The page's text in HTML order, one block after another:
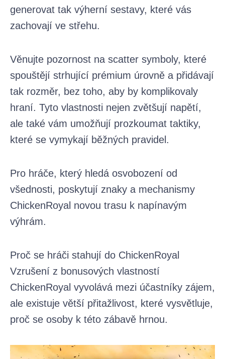
generovat tak výherní sestavy, které vás
zachovají ve střehu.
Věnujte pozornost na scatter symboly, které
spouštějí strhující prémium úrovně a přidávají
tak rozměr, bez toho, aby by komplikovaly
hraní. Tyto vlastnosti nejen zvětšují napětí,
ale také vám umožňují prozkoumat taktiky,
které se vymykají běžných pravidel.
Pro hráče, který hledá osvobození od
všednosti, poskytují znaky a mechanismy
ChickenRoyal novou trasu k napínavým
výhrám.
Proč se hráči stahují do ChickenRoyal
Vzrušení z bonusových vlastností
ChickenRoyal vyvolává mezi účastníky zájem,
ale existuje větší přitažlivost, které vysvětluje,
proč se osoby k této zábavě hrnou.